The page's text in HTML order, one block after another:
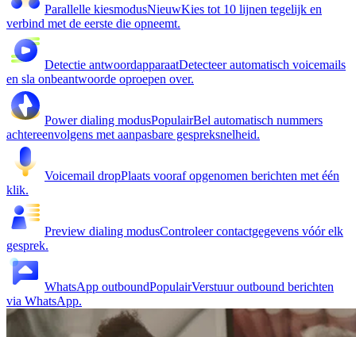
Parallelle kiesmodusNieuwKies tot 10 lijnen tegelijk en
verbind met de eerste die opneemt.
Detectie antwoordapparaatDetecteer automatisch voicemails
en sla onbeantwoorde oproepen over.
Power dialing modusPopulairBel automatisch nummers
achtereenvolgens met aanpasbare gespreksnelheid.
Voicemail dropPlaats vooraf opgenomen berichten met één
klik.
Preview dialing modusControleer contactgegevens vóór elk
gesprek.
WhatsApp outboundPopulairVerstuur outbound berichten
via WhatsApp.